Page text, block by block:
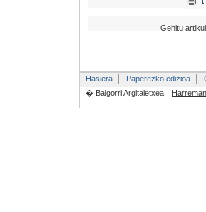
Gehitu
Hasiera Paperezko edizioa
� Baigorri Argitaletxea